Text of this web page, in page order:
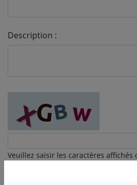
Description :
Veuillez saisir les caractères affichés